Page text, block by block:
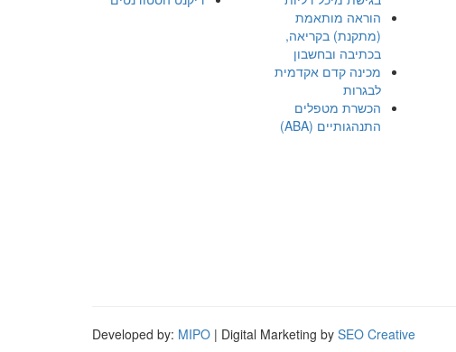
הוראה מותאמת
(מתקנת) בקריאה,
בכתיבה ובחשבון
מכינה קדם אקדמית
לבגרות
הכשרת מטפלים
התנהגותיים (ABA)
Developed by: MIPO | Digital Marketing by SEO Creative